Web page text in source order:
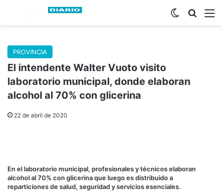
Buscar
Switch skin
PROVINCIA
El intendente Walter Vuoto visito
laboratorio municipal, donde elaboran
alcohol al 70% con glicerina
22 de abril de 2020
En el laboratorio municipal, profesionales y técnicos elaboran
alcohol al 70% con glicerina que luego es distribuido a
reparticiones de salud, seguridad y servicios esenciales.